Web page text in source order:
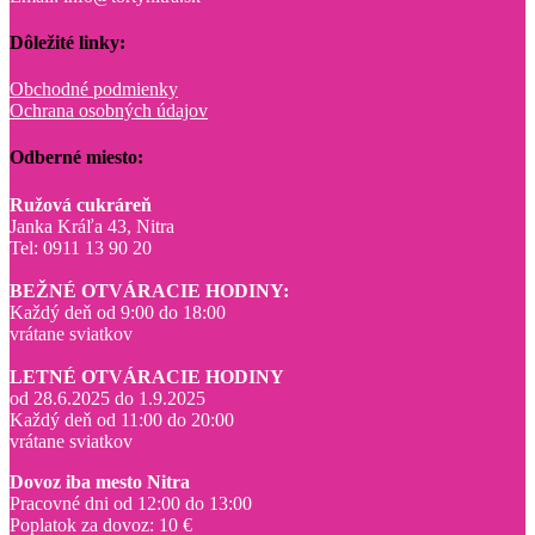
Dôležité linky:
Obchodné podmienky
Ochrana osobných údajov
Odberné miesto:
Ružová cukráreň
Janka Kráľa 43, Nitra
Tel: 0911 13 90 20
BEŽNÉ OTVÁRACIE HODINY:
Každý deň od 9:00 do 18:00
vrátane sviatkov
LETNÉ OTVÁRACIE HODINY
od 28.6.2025 do 1.9.2025
Každý deň od 11:00 do 20:00
vrátane sviatkov
Dovoz iba mesto Nitra
Pracovné dni od 12:00 do 13:00
Poplatok za dovoz: 10 €